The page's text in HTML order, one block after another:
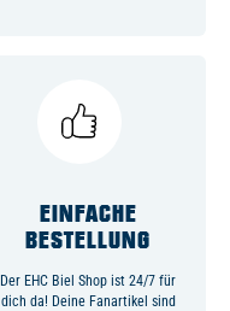
EINFACHE
BESTELLUNG
Der EHC Biel Shop ist 24/7 für
dich da! Deine Fanartikel sind